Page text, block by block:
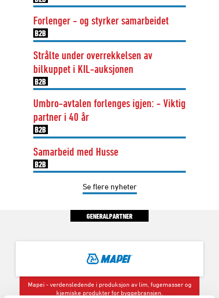
Forlenger - og styrker samarbeidet
B2B
Strålte under overrekkelsen av
bilkuppet i KIL-auksjonen
B2B
Umbro-avtalen forlenges igjen: - Viktig
partner i 40 år
B2B
Samarbeid med Husse
B2B
Se flere nyheter
GENERALPARTNER
Mapei - verdensledende i produksjon av lim, fugemasser og
kjemiske produkter for byggebransjen.